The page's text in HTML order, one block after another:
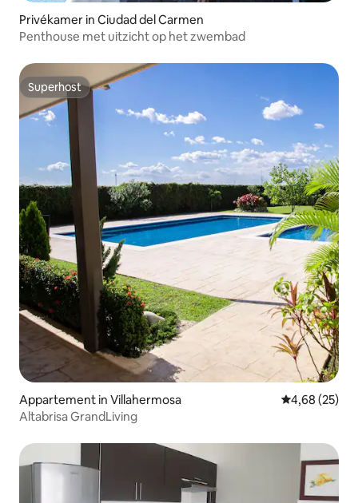
Privékamer in Ciudad del Carmen
Penthouse met uitzicht op het zwembad
Superhost
Superhost
Appartement in Villahermosa Gemiddelde
4,68 (25)
Altabrisa GrandLiving